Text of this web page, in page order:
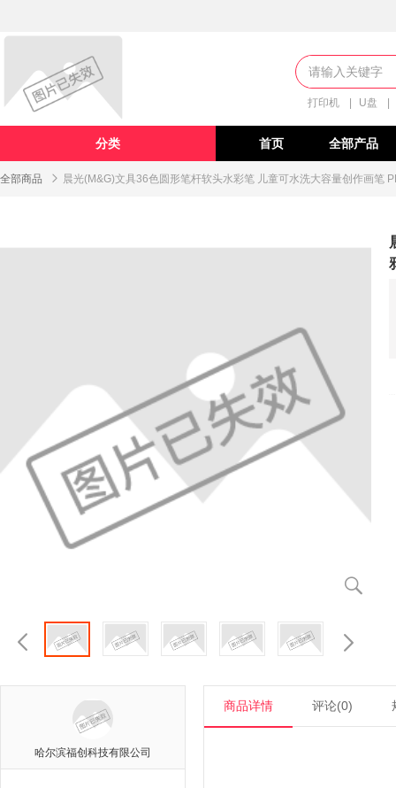
打印机 U盘
首页 全部产品
分类
全部商品  晨光(M&G)文具36色圆形笔杆软头水彩笔 儿童可水洗大容量创作画笔

 
哈尔滨福创科技有限公司
商品详情 评论(0)